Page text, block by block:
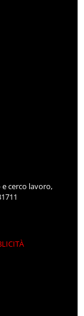
cerco lavoro,